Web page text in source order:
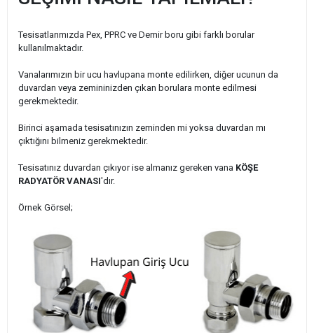
Tesisatlarımızda Pex, PPRC ve Demir boru gibi farklı borular
kullanılmaktadır.
Vanalarımızın bir ucu havlupana monte edilirken, diğer ucunun da
duvardan veya zemininizden çıkan borulara monte edilmesi
gerekmektedir.
Birinci aşamada tesisatınızın zeminden mi yoksa duvardan mı
çıktığını bilmeniz gerekmektedir.
Tesisatınız duvardan çıkıyor ise almanız gereken vana KÖŞE
RADYATÖR VANASI'dır.
Örnek Görsel;